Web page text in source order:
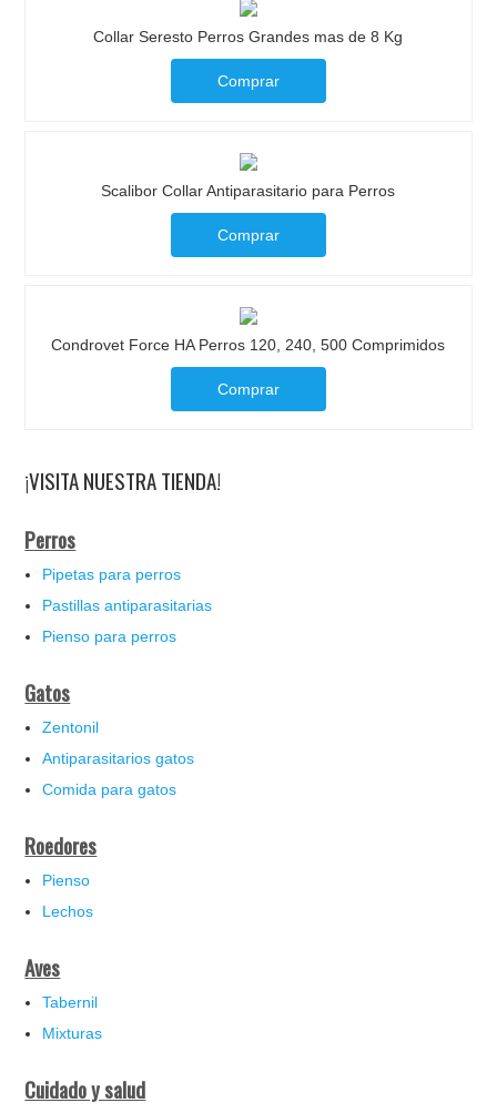
Collar Seresto Perros Grandes mas de 8 Kg
Comprar
Scalibor Collar Antiparasitario para Perros
Comprar
Condrovet Force HA Perros 120, 240, 500 Comprimidos
Comprar
¡VISITA NUESTRA TIENDA!
Perros
Pipetas para perros
Pastillas antiparasitarias
Pienso para perros
Gatos
Zentonil
Antiparasitarios gatos
Comida para gatos
Roedores
Pienso
Lechos
Aves
Tabernil
Mixturas
Cuidado y salud